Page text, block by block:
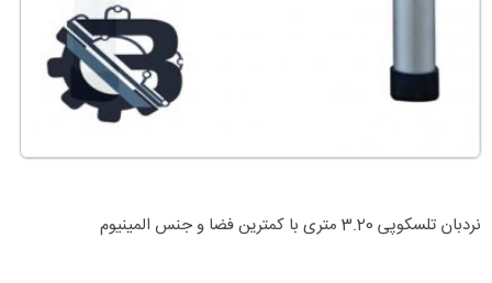
نردبان تلسکوپی 3.20 متری با کمترین فضا و جنس المینیوم